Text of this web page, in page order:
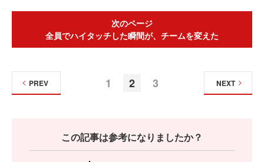
次のページ
全員でハイタッチした瞬間が、チームを変えた
1 2 3
PREV NEXT
この記事は参考になりましたか？